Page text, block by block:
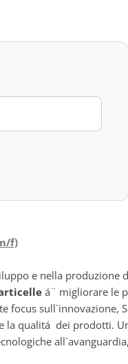
f)
e nella produzione
á¨ migliorare le
sull`innovazione,
la qualitá dei prodotti.